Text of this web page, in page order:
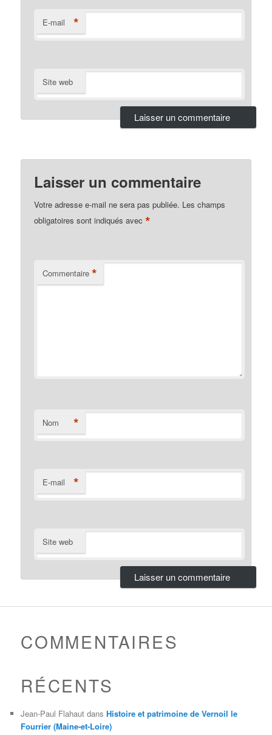
E-mail *
Site web
Laisser un commentaire
Votre adresse e-mail ne sera pas publiée. Les champs
obligatoires sont indiqués avec*
Commentaire *
Nom *
E-mail *
Site web
COMMENTAIRES
RÉCENTS
Jean-Paul Flahaut dansHistoire et patrimoine de Vernoil le
Fourrier (Maine-et-Loire)